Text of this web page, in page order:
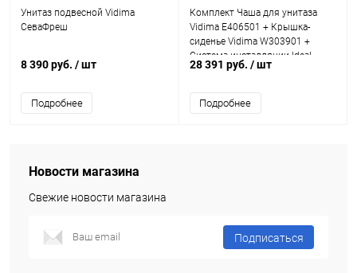
Унитаз подвесной Vidima
СеваФреш
8 390 руб. / шт
Подробнее
Комплект Чаша для унитаза
Vidima E406501 + Крышка-
сиденье Vidima W303901 +
Система инсталляции Ideal
Standard R020467 + Кнопка
28 391 руб. / шт
Подробнее
Новости магазина
Свежие новости магазина
Подписаться